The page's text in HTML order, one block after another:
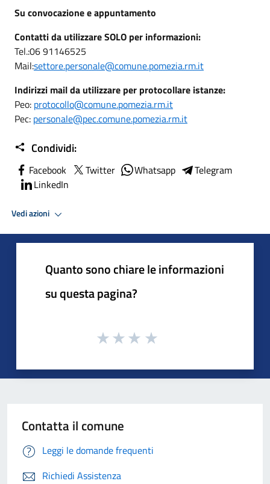
Su convocazione e appuntamento
Contatti da utilizzare SOLO per informazioni:
Tel.:06 91146525
Mail:settore.personale@comune.pomezia.rm.it
Indirizzi mail da utilizzare per protocollare istanze:
Peo: protocollo@comune.pomezia.rm.it
Pec: personale@pec.comune.pomezia.rm.it
Condividi:
Facebook Twitter Whatsapp
Telegram
LinkedIn
Vedi azioni
Quanto sono chiare le informazioni
su questa pagina?
Contatta il comune
Leggi le domande frequenti
Richiedi Assistenza